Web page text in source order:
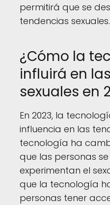
permitirá que se
tendencias sexuales.
¿Cómo la
influirá en
sexuales en
En 2023, la
influencia en las
tecnología ha
que las personas
experimentan el
que la tecnología
personas tener